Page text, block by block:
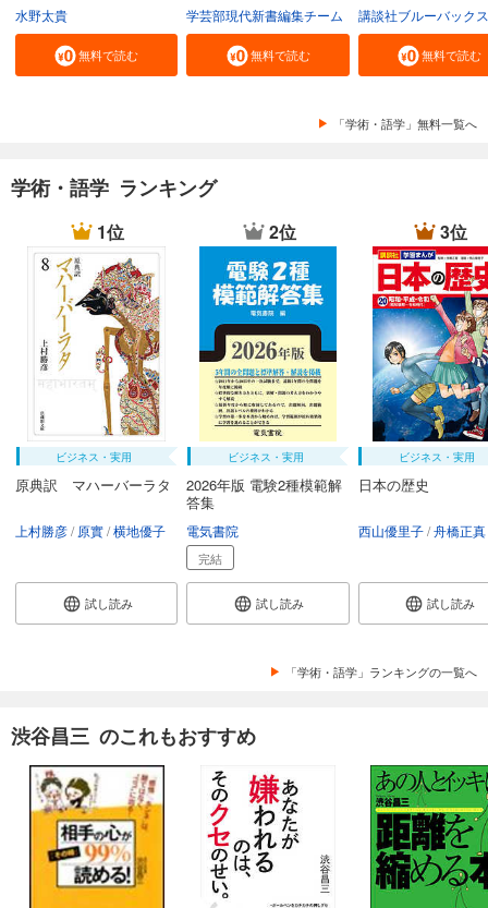
水野太貴
無料で読む
学芸部現代新書編集チーム
無料で読む
講談社ブルーバックス
無料で読む
「学術・語学」無料一覧へ
学術・語学 ランキング
1位
ビジネス・実用
原典訳 マハーバーラタ
上村勝彦 原實 横地優子
試し読み
2位
ビジネス・実用
2026年版 電験2種模範解
答集
電気書院
完結
試し読み
3位
ビジネス・実用
日本の歴史
西山優里子 舟橋正真
試し読み
「学術・語学」ランキングの一覧へ
渋谷昌三 のこれもおすすめ